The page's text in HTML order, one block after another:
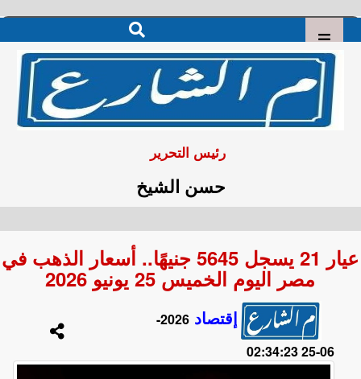
رئيس التحرير
حسن الشيخ
عيار 21 يسجل 5645 جنيهًا.. أسعار الذهب في
مصر اليوم الخميس 25 يونيو 2026
إقتصاد
2026-
06-25 02:34:23